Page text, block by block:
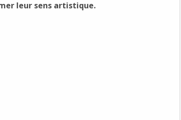
leur sens artistique.